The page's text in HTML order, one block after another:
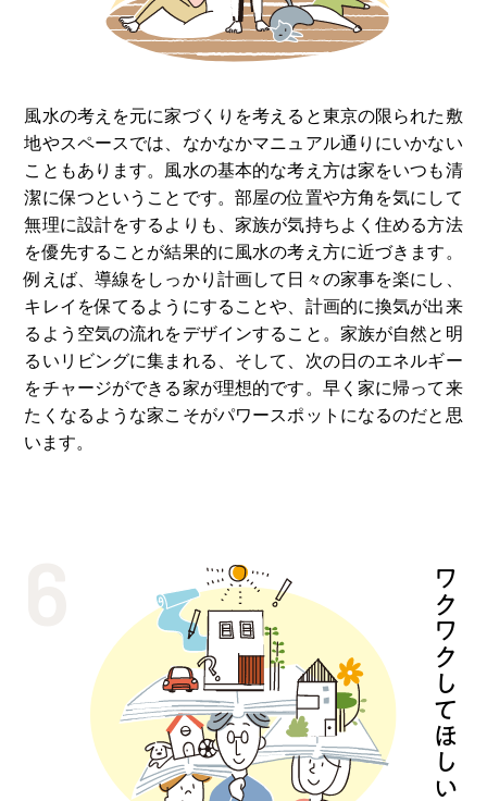
⾵⽔の考えを元に家づくりを考えると東京の限られた敷
地やスペースでは、なかなかマニュアル通りにいかない
こともあります。⾵⽔の基本的な考え⽅は家をいつも清
潔に保つということです。部屋の位置や⽅⾓を気にして
無理に設計をするよりも、家族が気持ちよく住める⽅法
を優先することが結果的に⾵⽔の考え⽅に近づきます。
例えば、導線をしっかり計画して⽇々の家事を楽にし、
キレイを保てるようにすることや、計画的に換気が出来
るよう空気の流れをデザインすること。家族が⾃然と明
るいリビングに集まれる、そして、次の⽇のエネルギー
をチャージができる家が理想的です。早く家に帰って来
たくなるような家こそがパワースポットになるのだと思
います。
ワクワクしてほしい